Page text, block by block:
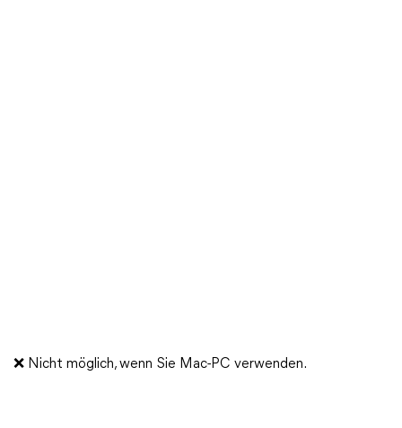
❌ Nicht möglich, wenn Sie Mac-PC verwenden.